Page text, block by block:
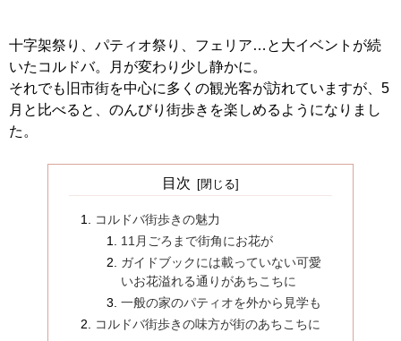
十字架祭り、パティオ祭り、フェリア…と大イベントが続
いたコルドバ。月が変わり少し静かに。
それでも旧市街を中心に多くの観光客が訪れていますが、5
月と比べると、のんびり街歩きを楽しめるようになりまし
た。
目次
コルドバ街歩きの魅力
11月ごろまで街角にお花が
ガイドブックには載っていない可愛
いお花溢れる通りがあちこちに
一般の家のパティオを外から見学も
コルドバ街歩きの味方が街のあちこちに